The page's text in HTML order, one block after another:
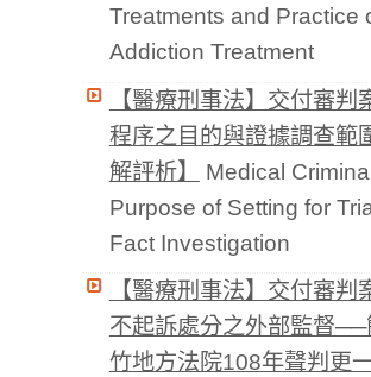
Treatments and Practice
Addiction Treatment
【醫療刑事法】交付審判
程序之目的與證據調查範
解評析】
Medical
Purpose of Setting for
Fact Investigation
【醫療刑事法】交付審判
不起訴處分之外部監督
竹地方法院108年聲判更